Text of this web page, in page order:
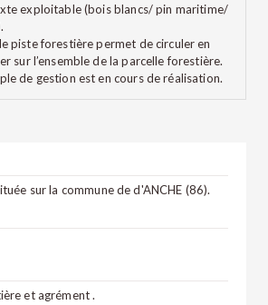
exploitable (bois blancs/ pin maritime/
piste forestière permet de circuler en
sur l’ensemble de la parcelle forestière.
de gestion est en cours de réalisation.
sur la commune de d'ANCHE (86).
et agrément .